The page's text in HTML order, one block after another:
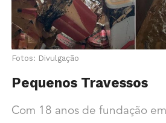
Fotos: Divulgação
Pequenos Travessos
Com 18 anos de fundação